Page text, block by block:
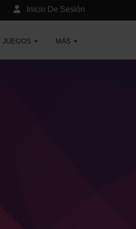
Inicio De Sesión
JUEGOS MÁS